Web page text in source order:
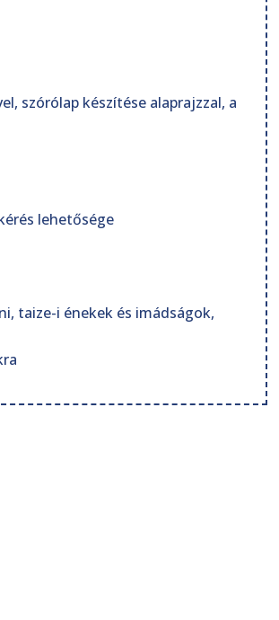
szórólap készítése alaprajzzal, a
lehetősége
taize-i énekek és imádságok,